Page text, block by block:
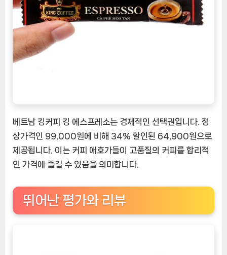
베트남 킹커피 킹 에스프레소는 경제적인 선택권입니다. 정
상가격인 99,000원에 비해 34% 할인된 64,900원으로
제공됩니다. 이는 커피 애호가들이 고품질의 커피를 합리적
인 가격에 즐길 수 있음을 의미합니다.
뛰어난 평가와 리뷰